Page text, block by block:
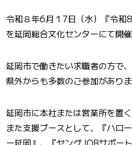
令和８年6月１7日（水）『令和
を延岡総合文化センターにて開催
延岡市で働きたい求職者の方で
県外からも多数のご参加がありま
延岡市に本社または営業所を置
また支援ブースとして、『ハロ
ー延岡』、『ヤングJOBサポー